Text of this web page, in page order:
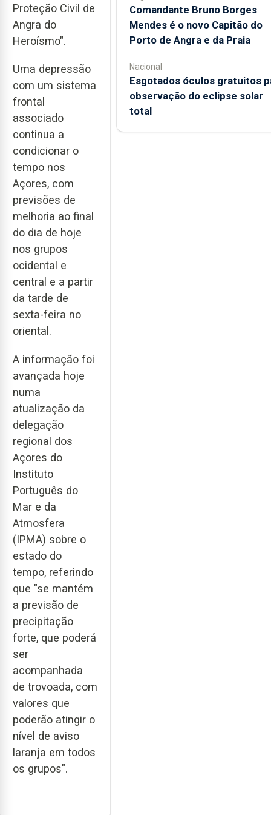
Proteção Civil de
Angra do
Heroísmo".
Uma depressão
com um sistema
frontal
associado
continua a
condicionar o
tempo nos
Açores, com
previsões de
melhoria ao final
do dia de hoje
nos grupos
ocidental e
central e a partir
da tarde de
sexta-feira no
oriental.
A informação foi
avançada hoje
numa
atualização da
delegação
regional dos
Açores do
Instituto
Português do
Mar e da
Atmosfera
(IPMA) sobre o
estado do
tempo, referindo
que "se mantém
a previsão de
precipitação
forte, que poderá
ser
acompanhada
de trovoada, com
valores que
poderão atingir o
nível de aviso
laranja em todos
os grupos".
Comandante Bruno Borges
Mendes é o novo Capitão do
Porto de Angra e da Praia
Nacional
Esgotados óculos gratuitos
observação do eclipse solar
total